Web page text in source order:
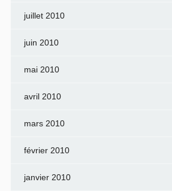
juillet 2010
juin 2010
mai 2010
avril 2010
mars 2010
février 2010
janvier 2010